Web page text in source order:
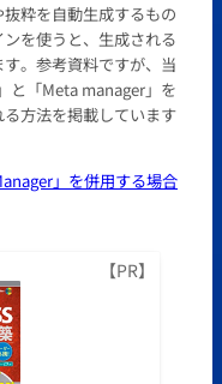
粋を自動生成するもの
を使うと、生成される
。参考資料ですが、当
と「Meta manager」を
方法を掲載しています
」を併用する場合